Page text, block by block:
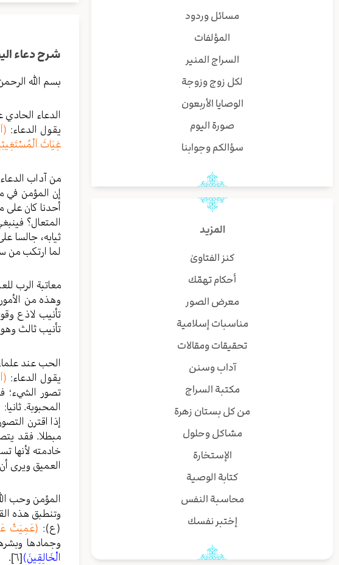
مسائل وردود
المؤلفات
السراج المنير
لكل زوج وزوجة
الوصايا الأربعون
صورة اليوم
سؤالكم وجوابنا
المزيد
كنز الفتاوىٰ
أحكام تهمّك
معرض الصور
مناسبات إسلامية
تحقيقات ومقالات
آداب وسنن
مكتبة السراج
من كل بستان زهرة
مشاكل وحلول
الإستخارة
كتابة الوصية
محاسبة النفس
إختبر نفسك
شرح دعاء
بسم الله
الدعاء
يقول الدعاء:
غِيَاثَ
من آداب الدعاء
إن المؤمن في
أحدنا كان
المتعال؟
ثيابه، جالسا
لما ارتكب من
معاتبة الرب
وهذه من
تأنيب لاذع
تأنيب ثالث
الحب عند
يقول الدعاء:
تصور الشيء؛
المحبوبة.
إذا اقترن
مبطلا. فقد
خادمته لأنها
العميق ويرى
المؤمن وحب
وتنطبق هذه
(ع): (عَمِيَتْ
وجمادها
الْخَالِقِينَ)[٦] .